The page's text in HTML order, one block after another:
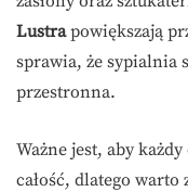
Lustrapowiększają
sprawia, że sypialnia
przestronna.
Ważne jest, aby
całość, dlatego